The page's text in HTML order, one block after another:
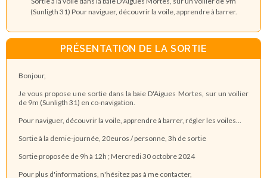
(Sunligth 31) Pour naviguer, découvrir la voile, apprendre à barrer.
PRÉSENTATION DE LA SORTIE
Bonjour,
Je vous propose une sortie dans la baie D'Aigues Mortes, sur un voilier
de 9m (Sunligth 31) en co-navigation.
Pour naviguer, découvrir la voile, apprendre à barrer, régler les voiles...
Sortie à la demie-journée, 20euros / personne, 3h de sortie
Sortie proposée de 9h à 12h ; Mercredi 30 octobre 2024
Pour plus d'informations, n'hésitez pas à me contacter,